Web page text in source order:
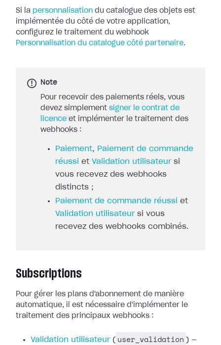
Si la personnalisation du catalogue des objets est
implémentée du côté de votre application,
configurez le traitement du webhook
Personnalisation du catalogue côté partenaire.
Note
Pour recevoir des paiements réels, vous
devez simplement signer le contrat de
licence et implémenter le traitement des
webhooks :
Paiement, Paiement de commande
réussi et Validation utilisateursi
vous recevez des webhooks
distincts ;
Paiement de commande réussi et
Validation utilisateursi vous
recevez des webhooks combinés.
Subscriptions
Pour gérer les plans d'abonnement de manière
automatique, il est nécessaire d'implémenter le
traitement des principaux webhooks :
Validation utilisateur ( user_validation ) —